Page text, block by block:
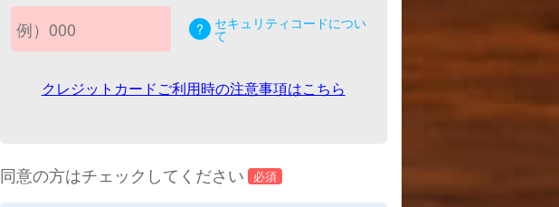
セキュリティコードについ
て
クレジットカードご利用時の注意事項はこちら
同意の方はチェックしてください 必須